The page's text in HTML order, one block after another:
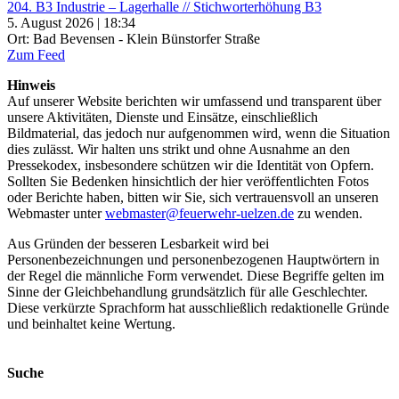
204. B3 Industrie – Lagerhalle // Stichworterhöhung B3
5. August 2026 | 18:34
Ort: Bad Bevensen - Klein Bünstorfer Straße
Zum Feed
Hinweis
Auf unserer Website berichten wir umfassend und transparent über
unsere Aktivitäten, Dienste und Einsätze, einschließlich
Bildmaterial, das jedoch nur aufgenommen wird, wenn die Situation
dies zulässt. Wir halten uns strikt und ohne Ausnahme an den
Pressekodex, insbesondere schützen wir die Identität von Opfern.
Sollten Sie Bedenken hinsichtlich der hier veröffentlichten Fotos
oder Berichte haben, bitten wir Sie, sich vertrauensvoll an unseren
Webmaster unterwebmaster@feuerwehr-uelzen.de zu wenden.
Aus Gründen der besseren Lesbarkeit wird bei
Personenbezeichnungen und personenbezogenen Hauptwörtern in
der Regel die männliche Form verwendet. Diese Begriffe gelten im
Sinne der Gleichbehandlung grundsätzlich für alle Geschlechter.
Diese verkürzte Sprachform hat ausschließlich redaktionelle Gründe
und beinhaltet keine Wertung.
Suche